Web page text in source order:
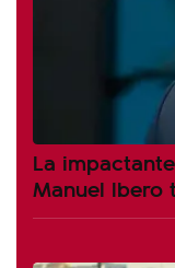
La
Manuel Ibero